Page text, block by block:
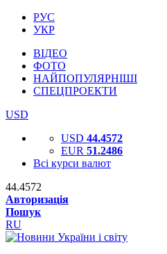
РУС
УКР
ВІДЕО
ФОТО
НАЙПОПУЛЯРНІШІ
СПЕЦПРОЕКТИ
USD
USD 44.4572
EUR 51.2486
Всі курси валют
44.4572
Авторизація
Пошук
RU